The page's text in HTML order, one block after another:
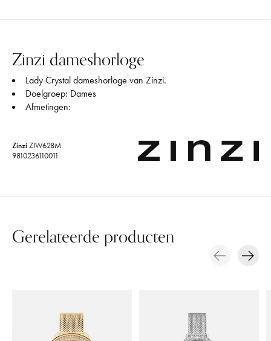
Zinzi dameshorloge
Lady Crystal dameshorloge van Zinzi.
Doelgroep: Dames
Afmetingen:
ZinziZIW628M
9810236110011
Gerelateerde producten